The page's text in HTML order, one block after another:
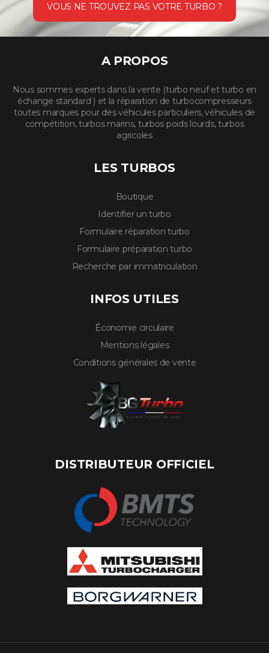
VOUS NE TROUVEZ PAS VOTRE TURBO ?
A PROPOS
Nous sommes experts dans la vente (turbo neuf et turbo en
échange standard ) et la réparation de turbocompresseurs
toutes marques pour des véhicules particuliers, véhicules de
compétition, turbos marins, turbos poids lourds, turbos
agricoles
LES TURBOS
Boutique
Identifier un turbo
Formulaire réparation turbo
Formulaire préparation turbo
Recherche par immatriculation
INFOS UTILES
Économie circulaire
Mentions légales
Conditions générales de vente
DISTRIBUTEUR OFFICIEL